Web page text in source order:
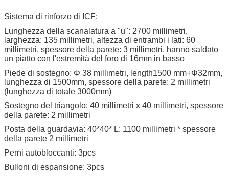
Sistema di rinforzo di ICF:
Lunghezza della scanalatura a "u": 2700 millimetri,
larghezza: 135 millimetri, altezza di entrambi i lati: 60
millimetri, spessore della parete: 3 millimetri, hanno saldato
un piatto con l'estremità del foro di 16mm in basso
Piede di sostegno: Φ 38 millimetri, length1500 mm+Φ32mm,
lunghezza di 1500mm, spessore della parete: 2 millimetri
(lunghezza di totale 3000mm)
Sostegno del triangolo: 40 millimetri x 40 millimetri, spessore
della parete: 2 millimetri
Posta della guardavia: 40*40* L: 1100 millimetri * spessore
della parete 2 millimetri
Perni autobloccanti: 3pcs
Bulloni di espansione: 3pcs